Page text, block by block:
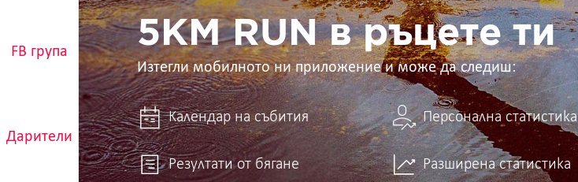
FB група
Дарители
ти
5KM RUN в ръцете ти
Изтегли мобилното ни приложение и може да следиш:
Календар на събития Персонална статистика
Резултати от бягане Разширена статистика